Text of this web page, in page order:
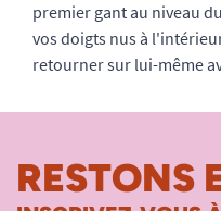
premier gant au niveau
vos doigts nus à
retourner sur lui-même
RESTONS